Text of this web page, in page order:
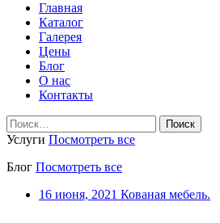
Главная
Каталог
Галерея
Цены
Блог
О нас
Контакты
Найти:
Услуги Посмотреть все
Блог Посмотреть все
16 июня, 2021 Кованая мебель.